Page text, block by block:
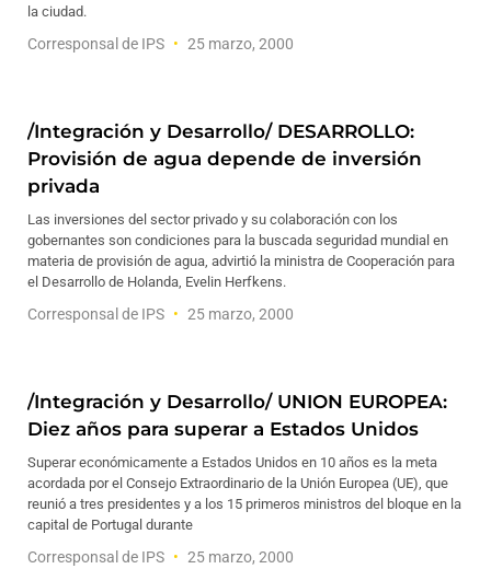
la ciudad.
Corresponsal de IPS 25 marzo, 2000
/Integración y Desarrollo/ DESARROLLO:
Provisión de agua depende de inversión
privada
Las inversiones del sector privado y su colaboración con los
gobernantes son condiciones para la buscada seguridad mundial en
materia de provisión de agua, advirtió la ministra de Cooperación para
el Desarrollo de Holanda, Evelin Herfkens.
Corresponsal de IPS 25 marzo, 2000
/Integración y Desarrollo/ UNION EUROPEA:
Diez años para superar a Estados Unidos
Superar económicamente a Estados Unidos en 10 años es la meta
acordada por el Consejo Extraordinario de la Unión Europea (UE), que
reunió a tres presidentes y a los 15 primeros ministros del bloque en la
capital de Portugal durante
Corresponsal de IPS 25 marzo, 2000